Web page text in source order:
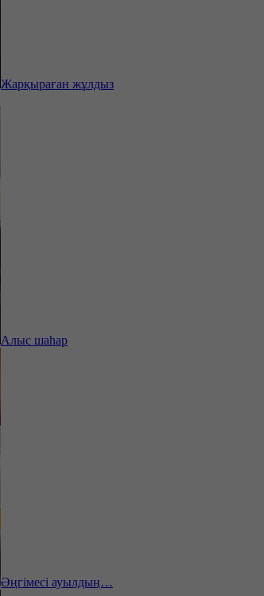
Жарқыраған жұлдыз
Алыс шаһар
Әңгімесі ауылдың…